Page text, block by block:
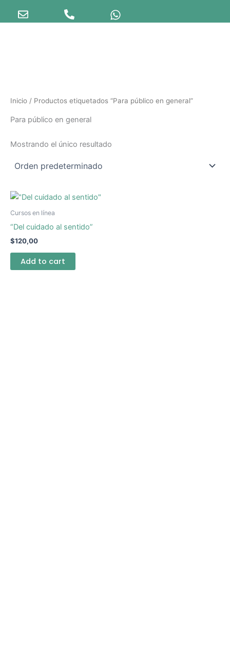
Inicio / Productos etiquetados “Para público en general”
Para público en general
Mostrando el único resultado
Cursos en línea
“Del cuidado al sentido”
$120,00
Add to cart